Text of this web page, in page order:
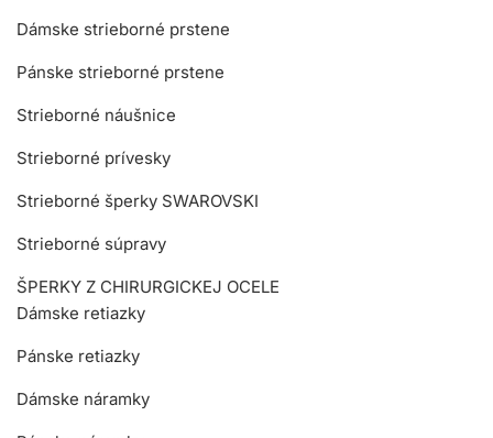
Dámske strieborné prstene
Pánske strieborné prstene
Strieborné náušnice
Strieborné prívesky
Strieborné šperky SWAROVSKI
Strieborné súpravy
ŠPERKY Z CHIRURGICKEJ OCELE
Dámske retiazky
Pánske retiazky
Dámske náramky